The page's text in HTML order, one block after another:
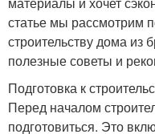
статье мы рассмотрим
строительству дома из
полезные советы и
Подготовка к
Перед началом
подготовиться. Это